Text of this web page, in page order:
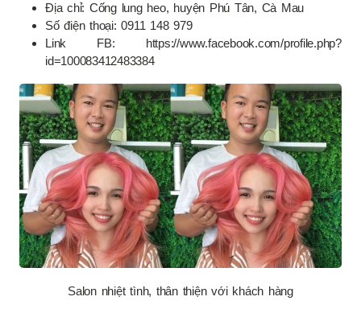
Địa chỉ: Cống lung heo, huyện Phú Tân, Cà Mau
Số điện thoại: 0911 148 979
Link FB: https://www.facebook.com/profile.php?
id=100083412483384
Salon nhiệt tình, thân thiện với khách hàng